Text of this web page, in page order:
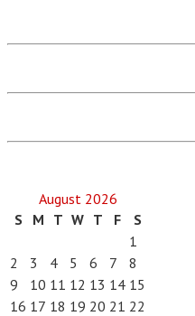
August 2026
S
M T W T F
S
1
2
3 4 5 6 7
8
9
10 11 12 13 14 15
16 17 18 19 20 21 22